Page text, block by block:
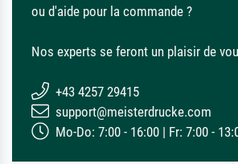
ou d'aide pour la commande ?
Nos experts se feront un plaisir de
+43 4257 29415
support@meisterdrucke.com
Mo-Do: 7:00 - 16:00 | Fr: 7:00 -